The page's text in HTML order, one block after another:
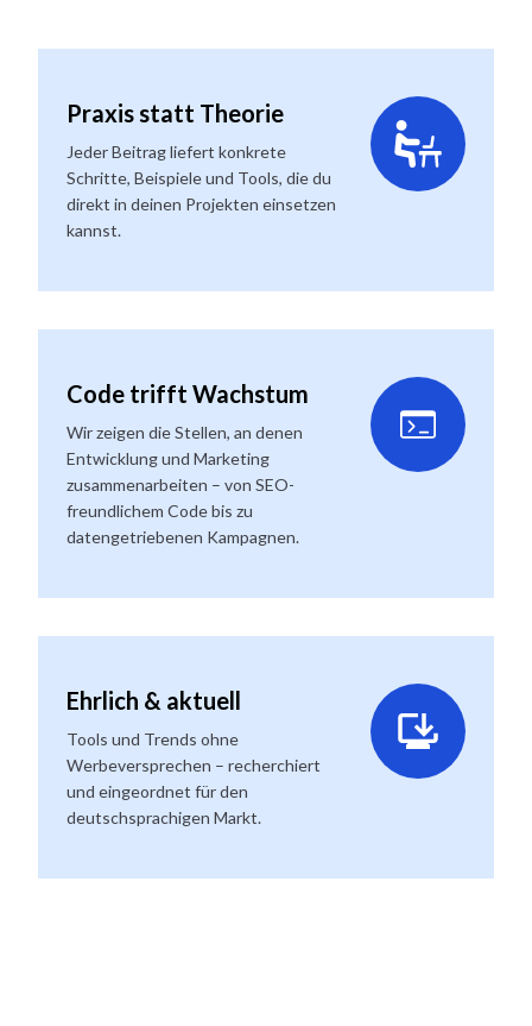
Praxis statt Theorie
Jeder Beitrag liefert konkrete
Schritte, Beispiele und Tools, die du
direkt in deinen Projekten einsetzen
kannst.
Code trifft Wachstum
Wir zeigen die Stellen, an denen
Entwicklung und Marketing
zusammenarbeiten – von SEO-
freundlichem Code bis zu
datengetriebenen Kampagnen.
Ehrlich & aktuell
Tools und Trends ohne
Werbeversprechen – recherchiert
und eingeordnet für den
deutschsprachigen Markt.